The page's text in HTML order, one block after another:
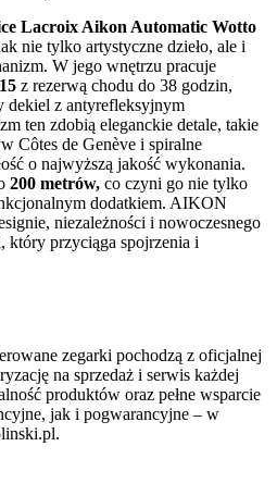
Lacroix Aikon Automatic Wotto
nie tylko artystyczne dzieło, ale i
W jego wnętrzu pracuje
z rezerwą chodu do 38 godzin,
dekiel z antyrefleksyjnym
ten zdobią eleganckie detale, takie
Côtes de Genève i spiralne
o najwyższą jakość wykonania.
200 metrów, co czyni go nie tylko
dodatkiem. AIKON
niezależności i nowoczesnego
który przyciąga spojrzenia i
zegarki pochodzą z oficjalnej
na sprzedaż i serwis każdej
produktów oraz pełne wsparcie
jak i pogwarancyjne – w